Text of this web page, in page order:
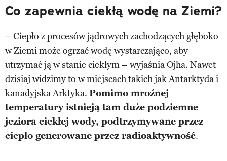
Co zapewnia ciekłą wodę na Ziemi?
– Ciepło z procesów jądrowych zachodzących głęboko
w Ziemi może ogrzać wodę wystarczająco, aby
utrzymać ją w stanie ciekłym – wyjaśnia Ojha. Nawet
dzisiaj widzimy to w miejscach takich jak Antarktyda i
kanadyjska Arktyka. Pomimo mroźnej
temperatury istnieją tam duże podziemne
jeziora ciekłej wody, podtrzymywane przez
ciepło generowane przez radioaktywność.